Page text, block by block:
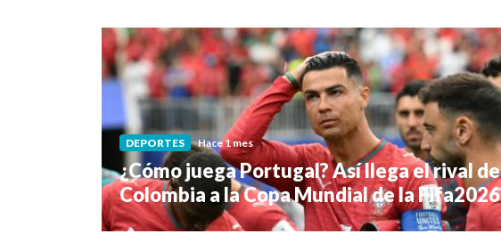
DEPORTES Hace 1 mes
¿Cómo juega Portugal? Así llega el rival de
Colombia a la Copa Mundial de la Fifa2026